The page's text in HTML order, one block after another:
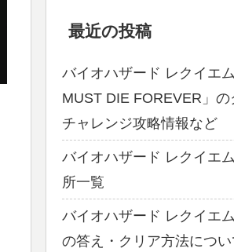
最近の投稿
バイオハザード レクイエ
MUST DIE FOREVER」
チャレンジ攻略情報など
バイオハザード レクイエ
所一覧
バイオハザード レクイエ
の答え・クリア方法につい